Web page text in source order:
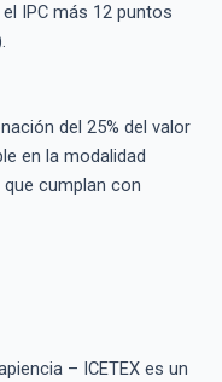
IPC más 12 puntos
del 25% del valor
en la modalidad
que cumplan con
– ICETEX es un